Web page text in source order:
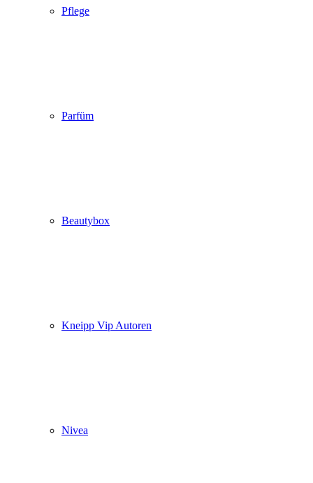
Pflege
Parfüm
Beautybox
Kneipp Vip Autoren
Nivea